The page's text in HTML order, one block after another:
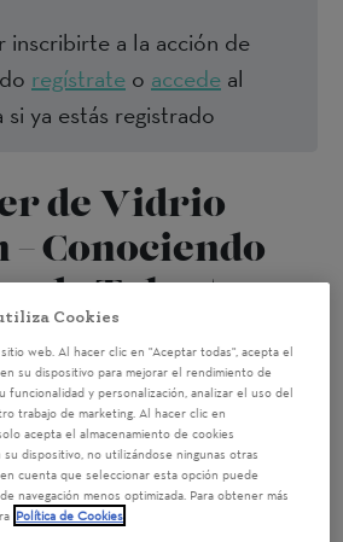
inscribirte a la acción de
regístrate o accede al
si ya estás registrado
de Vidrio
– Conociendo
de Talentos
19/06/2025 15:00
taller colaborativo
personas
empresas
Cookies
web. Al hacer clic en "Aceptar todas", acepta el
su dispositivo para mejorar el rendimiento de
funcionalidad y personalización, analizar el uso del
trabajo de marketing. Al hacer clic en
acepta el almacenamiento de cookies
dispositivo, no utilizándose ningunas otras
cuenta que seleccionar esta opción puede
navegación menos optimizada. Para obtener más
Política de Cookies